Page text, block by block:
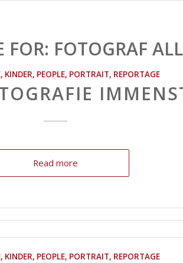
FOR: FOTOGRAF
, KINDER, PEOPLE, PORTRAIT, REPORTAGE
Read more
, KINDER, PEOPLE, PORTRAIT, REPORTAGE